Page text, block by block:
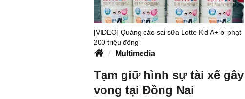
[VIDEO] Quảng cáo sai sữa Lotte Kid A+ bị phạt
200 triệu đồng
Multimedia
Tạm giữ hình sự tài xế
vong tại Đồng Nai